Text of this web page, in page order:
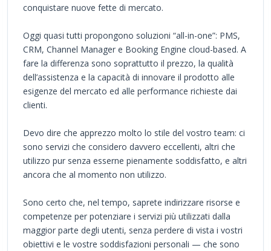
conquistare nuove fette di mercato.
Oggi quasi tutti propongono soluzioni “all-in-one”: PMS,
CRM, Channel Manager e Booking Engine cloud-based. A
fare la differenza sono soprattutto il prezzo, la qualità
dell’assistenza e la capacità di innovare il prodotto alle
esigenze del mercato ed alle performance richieste dai
clienti.
Devo dire che apprezzo molto lo stile del vostro team: ci
sono servizi che considero davvero eccellenti, altri che
utilizzo pur senza esserne pienamente soddisfatto, e altri
ancora che al momento non utilizzo.
Sono certo che, nel tempo, saprete indirizzare risorse e
competenze per potenziare i servizi più utilizzati dalla
maggior parte degli utenti, senza perdere di vista i vostri
obiettivi e le vostre soddisfazioni personali — che sono